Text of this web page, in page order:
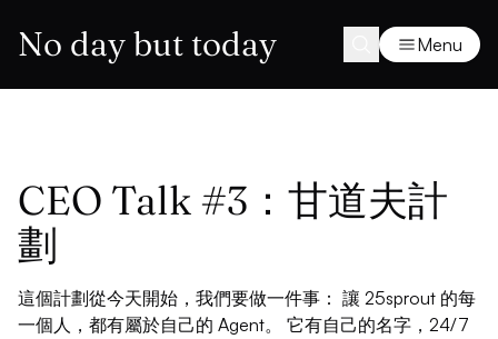
No day but today Menu
CEO Talk #3：甘道夫計
劃
這個計劃從今天開始，我們要做一件事： 讓 25sprout 的每
一個人，都有屬於自己的 Agent。 它有自己的名字，24/7